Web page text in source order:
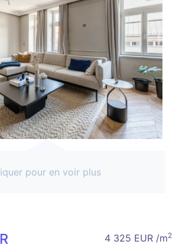
pour en voir plus
4 325 EUR /m2